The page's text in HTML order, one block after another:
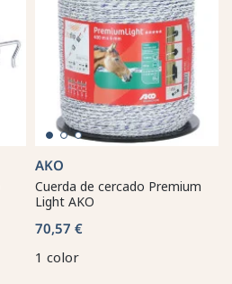
AKO
Cuerda de cercado Premium
Light AKO
70,57 €
1 color